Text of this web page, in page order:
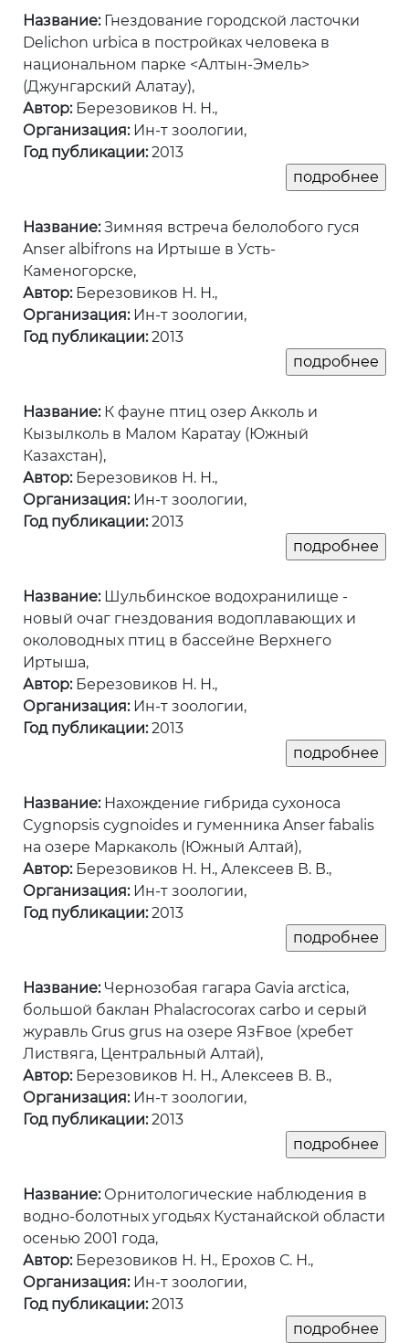
Название:Гнездование городской ласточки
Delichon urbica в постройках человека в
национальном парке <Алтын-Эмель>
(Джунгарский Алатау),
Автор:Березовиков Н. Н.,
Организация:Ин-т зоологии,
Год публикации:2013
Название:Зимняя встреча белолобого гуся
Anser albifrons на Иртыше в Усть-
Каменогорске,
Автор:Березовиков Н. Н.,
Организация:Ин-т зоологии,
Год публикации:2013
Название:К фауне птиц озер Акколь и
Кызылколь в Малом Каратау (Южный
Казахстан),
Автор:Березовиков Н. Н.,
Организация:Ин-т зоологии,
Год публикации:2013
Название:Шульбинское водохранилище -
новый очаг гнездования водоплавающих и
околоводных птиц в бассейне Верхнего
Иртыша,
Автор:Березовиков Н. Н.,
Организация:Ин-т зоологии,
Год публикации:2013
Название:Нахождение гибрида сухоноса
Cygnopsis cygnoides и гуменника Anser fabalis
на озере Маркаколь (Южный Алтай),
Автор:Березовиков Н. Н., Алексеев В. В.,
Организация:Ин-т зоологии,
Год публикации:2013
Название:Чернозобая гагара Gavia arctica,
большой баклан Phalacrocorax carbo и серый
журавль Grus grus на озере ЯзҒвое (хребет
Листвяга, Центральный Алтай),
Автор:Березовиков Н. Н., Алексеев В. В.,
Организация:Ин-т зоологии,
Год публикации:2013
Название:Орнитологические наблюдения в
водно-болотных угодьях Кустанайской области
осенью 2001 года,
Автор:Березовиков Н. Н., Ерохов С. Н.,
Организация:Ин-т зоологии,
Год публикации:2013